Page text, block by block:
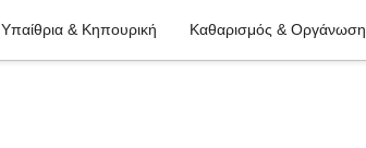
Υπαίθρια & Κηπουρική Καθαρισμός & Οργάνωση